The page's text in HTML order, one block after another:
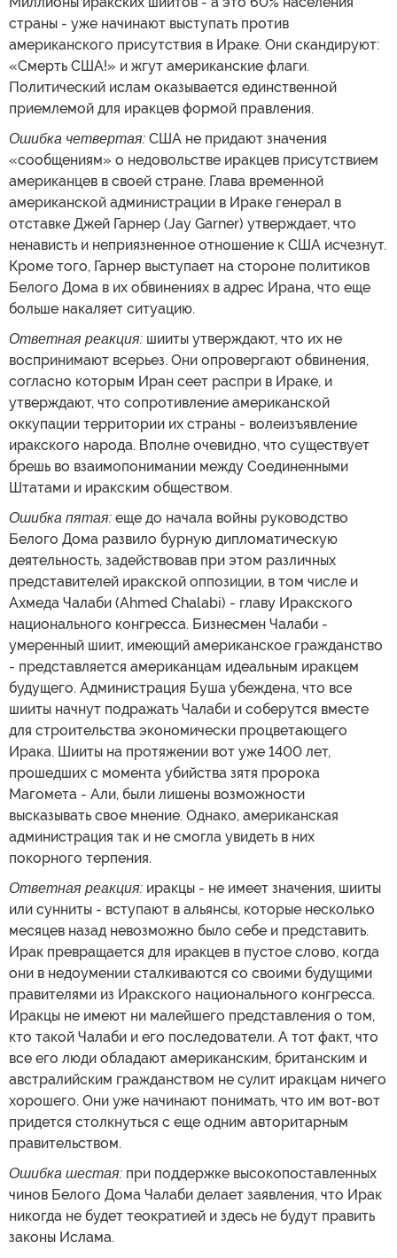
страны - уже начинают выступать против
американского присутствия в Ираке. Они скандируют:
«Смерть США!» и жгут американские флаги.
Политический ислам оказывается единственной
приемлемой для иракцев формой правления.
Ошибка четвертая: США не придают значения
«сообщениям» о недовольстве иракцев присутствием
американцев в своей стране. Глава временной
американской администрации в Ираке генерал в
отставке Джей Гарнер (Jay Garner) утверждает, что
ненависть и неприязненное отношение к США исчезнут.
Кроме того, Гарнер выступает на стороне политиков
Белого Дома в их обвинениях в адрес Ирана, что еще
больше накаляет ситуацию.
Ответная реакция: шииты утверждают, что их не
воспринимают всерьез. Они опровергают обвинения,
согласно которым Иран сеет распри в Ираке, и
утверждают, что сопротивление американской
оккупации территории их страны - волеизъявление
иракского народа. Вполне очевидно, что существует
брешь во взаимопонимании между Соединенными
Штатами и иракским обществом.
Ошибка пятая: еще до начала войны руководство
Белого Дома развило бурную дипломатическую
деятельность, задействовав при этом различных
представителей иракской оппозиции, в том числе и
Ахмеда Чалаби (Ahmed Chalabi) - главу Иракского
национального конгресса. Бизнесмен Чалаби -
умеренный шиит, имеющий американское гражданство
- представляется американцам идеальным иракцем
будущего. Администрация Буша убеждена, что все
шииты начнут подражать Чалаби и соберутся вместе
для строительства экономически процветающего
Ирака. Шииты на протяжении вот уже 1400 лет,
прошедших с момента убийства зятя пророка
Магомета - Али, были лишены возможности
высказывать свое мнение. Однако, американская
администрация так и не смогла увидеть в них
покорного терпения.
Ответная реакция: иракцы - не имеет значения, шииты
или сунниты - вступают в альянсы, которые несколько
месяцев назад невозможно было себе и представить.
Ирак превращается для иракцев в пустое слово, когда
они в недоумении сталкиваются со своими будущими
правителями из Иракского национального конгресса.
Иракцы не имеют ни малейшего представления о том,
кто такой Чалаби и его последователи. А тот факт, что
все его люди обладают американским, британским и
австралийским гражданством не сулит иракцам ничего
хорошего. Они уже начинают понимать, что им вот-вот
придется столкнуться с еще одним авторитарным
правительством.
Ошибка шестая: при поддержке высокопоставленных
чинов Белого Дома Чалаби делает заявления, что Ирак
никогда не будет теократией и здесь не будут править
законы Ислама.